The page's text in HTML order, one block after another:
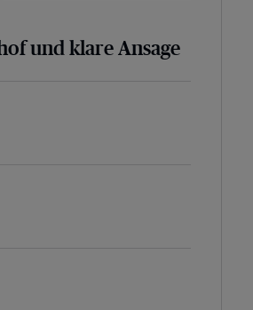
und klare Ansage